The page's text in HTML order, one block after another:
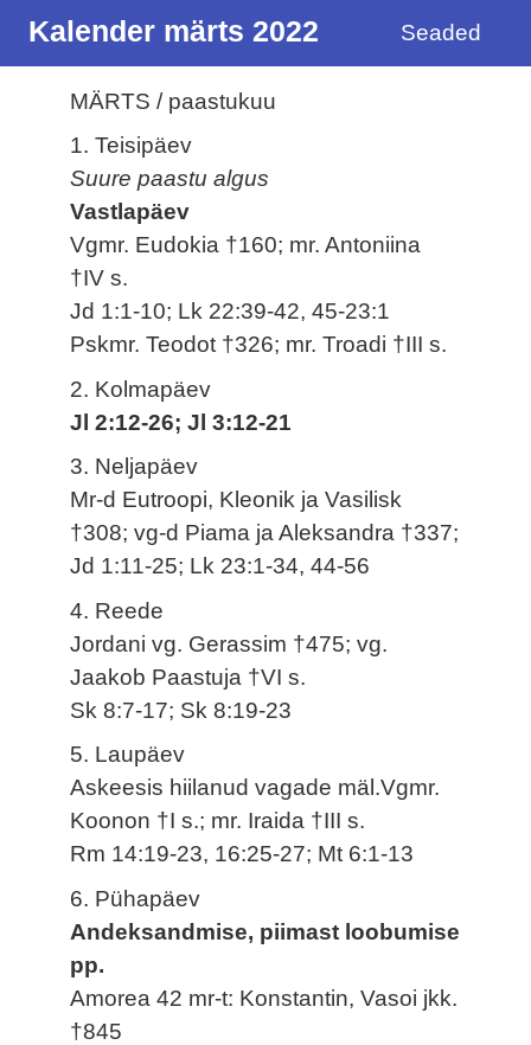
Kalender märts 2022 Seaded
MÄRTS / paastukuu
1. Teisipäev
Suure paastu algus
Vastlapäev
Vgmr. Eudokia †160; mr. Antoniina
†IV s.
Jd 1:1-10; Lk 22:39-42, 45-23:1
Pskmr. Teodot †326; mr. Troadi †III s.
2. Kolmapäev
Jl 2:12-26; Jl 3:12-21
3. Neljapäev
Mr-d Eutroopi, Kleonik ja Vasilisk
†308; vg-d Piama ja Aleksandra †337;
Jd 1:11-25; Lk 23:1-34, 44-56
4. Reede
Jordani vg. Gerassim †475; vg.
Jaakob Paastuja †VI s.
Sk 8:7-17; Sk 8:19-23
5. Laupäev
Askeesis hiilanud vagade mäl.Vgmr.
Koonon †I s.; mr. Iraida †III s.
Rm 14:19-23, 16:25-27; Mt 6:1-13
6. Pühapäev
Andeksandmise, piimast loobumise
pp.
Amorea 42 mr-t: Konstantin, Vasoi jkk.
†845